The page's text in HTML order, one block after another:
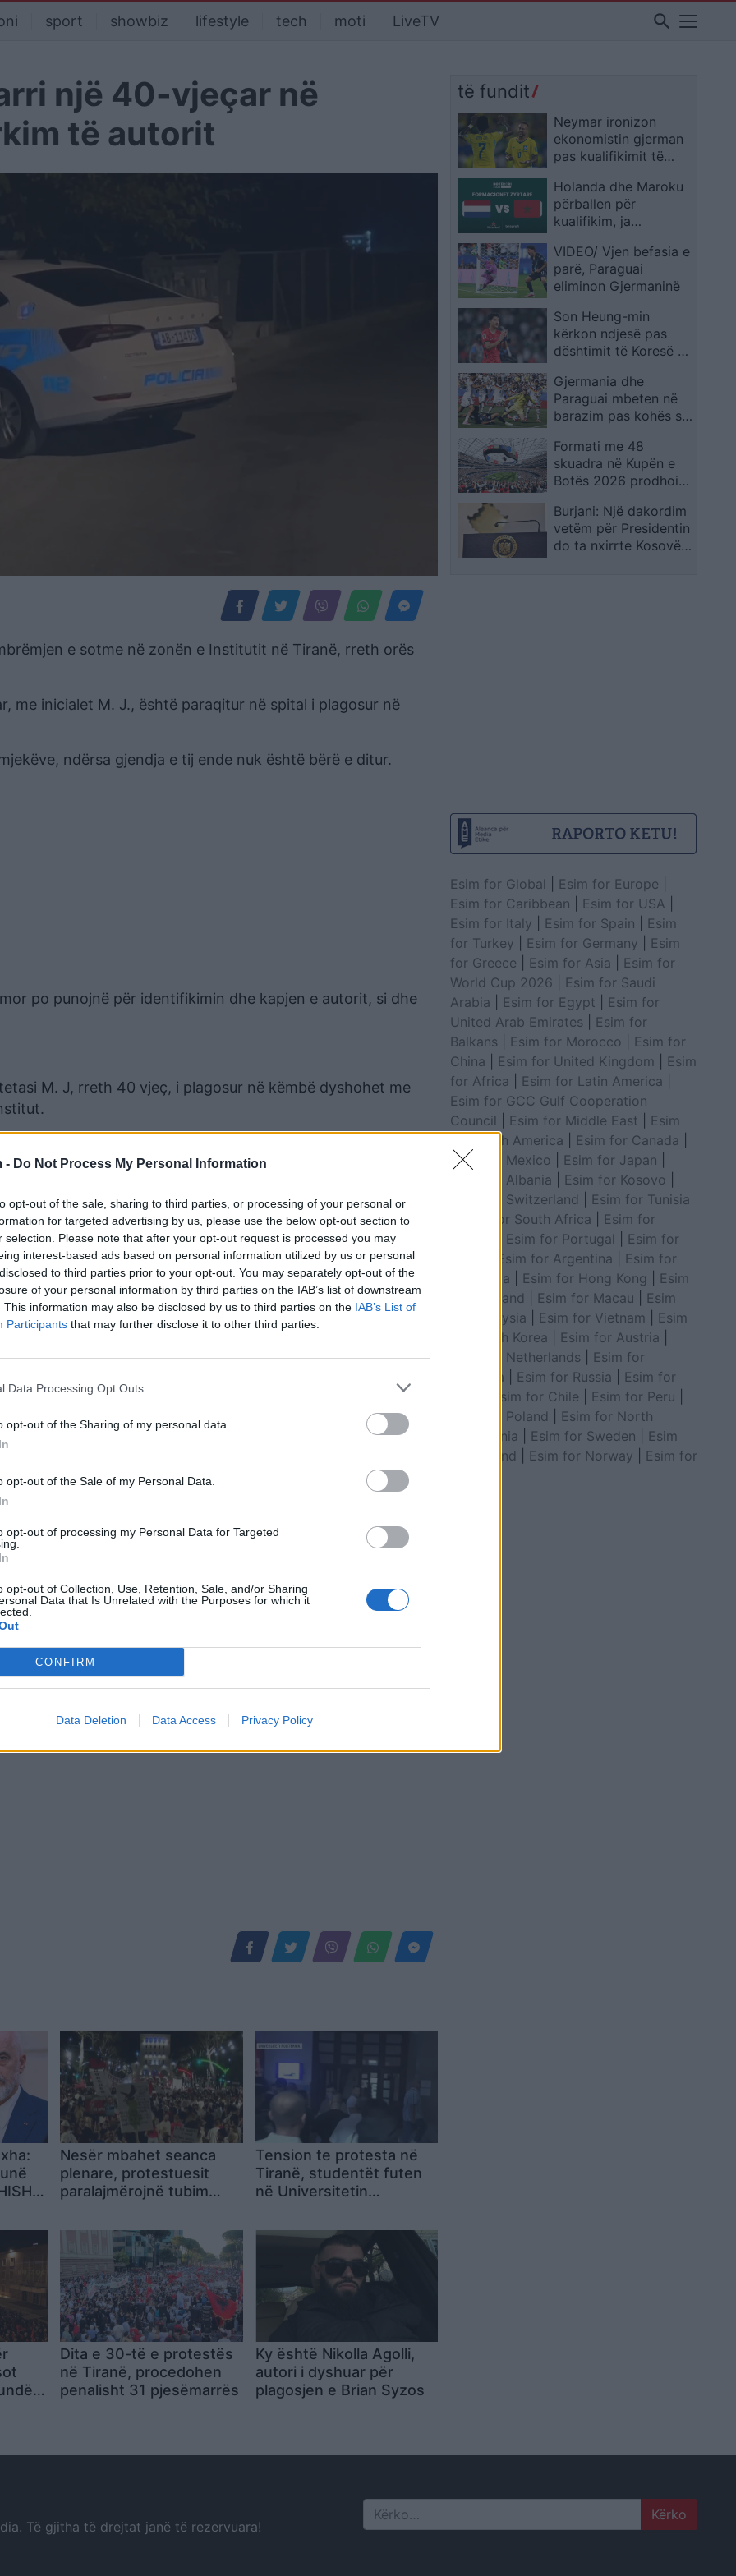
- Do Not Process My Personal Information
opt-out of the sale, sharing to third parties, or processing of your personal or
for targeted advertising by us, please use the below opt-out section to
selection. Please note that after your opt-out request is processed you may
interest-based ads based on personal information utilized by us or personal
to third parties prior to your opt-out. You may separately opt-out of the
of your personal information by third parties on the IAB’s list of downstream
This information may also be disclosed by us to third parties on the IAB’s List of
Participants that may further disclose it to other third parties.
Data Processing Opt Outs
opt-out of the Sharing of my personal data.
opt-out of the Sale of my Personal Data.
opt-out of processing my Personal Data for Targeted
opt-out of Collection, Use, Retention, Sale, and/or Sharing
Data that Is Unrelated with the Purposes for which it
CONFIRM
Data Deletion Data Access Privacy Policy
sport showbiz lifestyle tech moti LiveTV search
një 40-vjeçar në
të autorit
e sotme në zonën e Institutit në Tiranë, rreth orës
me inicialet M. J., është paraqitur në spital i plagosur në
ndërsa gjendja e tij ende nuk është bërë e ditur.
po punojnë për identifikimin dhe kapjen e autorit, si dhe
M. J, rreth 40 vjeç, i plagosur në këmbë dyshohet me
mjekëve.
menjëherë në vendngjarje dhe punohet për
të rastit.
zjarri 40-vjeçarin në
dhe shpallet në
(EMRI)
EMRI/ Plagoset me armë zjarri 34-vjeçari
Nesër mbahet seanca
plenare, protestuesit
paralajmërojnë tubim
10:00
Tension te protesta në
Tiranë, studentët futen
në Universitetin
banderolës
Dita e 30-të e protestës
në Tiranë, procedohen
penalisht 31 pjesëmarrës
Ky është Nikolla Agolli,
autori i dyshuar për
plagosjen e Brian Syzos
të fundit
Neymar ironizon
ekonomistin gjerman
pas kualifikimit të
në Botërorin e
ardhshëm
Holanda dhe Maroku
përballen për
kualifikim, ja
VIDEO/ Vjen befasia e
parë, Paraguai
eliminon Gjermaninë
Son Heung-min
kërkon ndjesë pas
dështimit të Koresë së
shpreh dhimbjen që
ndiejmë
Gjermania dhe
Paraguai mbeten në
barazim pas kohës së
vendoset në
vazhdime
Formati me 48
skuadra në Kupën e
Botës 2026 prodhoi
por favoritët mbetën
thuajse të paprekur
Burjani: Një dakordim
vetëm për Presidentin
do ta nxirrte Kosovën
Esim for Global Esim for Europe
Esim for Caribbean
Esim for USA
Esim for Italy
Esim for Spain
Esim
for Turkey
Esim for Germany
Esim
for Greece
Esim for Asia
Esim for
World Cup 2026
Esim for Saudi
Arabia
Esim for Egypt
Esim for
United Arab Emirates
Esim for
Balkans
Esim for Morocco
Esim for
China
Esim for United Kingdom
Esim
for Africa
Esim for Latin America
Esim for GCC Gulf Cooperation
Council
Esim for Middle East
Esim
for South America
Esim for Canada
Esim for Mexico
Esim for Japan
Esim for Albania
Esim for Kosovo
Esim for Switzerland
Esim for Tunisia
Esim for South Africa
Esim for
Esim for Portugal
Esim for
Esim for Argentina
Esim for
Colombia
Esim for Hong Kong
Esim
for Thailand
Esim for Macau
Esim
for Malaysia
Esim for Vietnam
Esim
for South Korea
Esim for Austria
Esim for Netherlands
Esim for
Australia
Esim for Russia
Esim for
Esim for Chile Esim for Peru
Esim for Poland
Esim for North
Macedonia
Esim for Sweden
Esim
for Finland
Esim for Norway
Esim for
Të gjitha të drejtat janë të rezervuara! Search